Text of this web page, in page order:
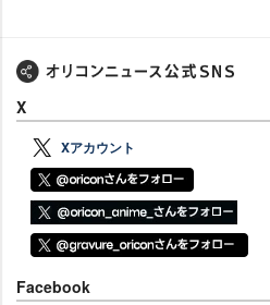
X
Xアカウント
Facebook